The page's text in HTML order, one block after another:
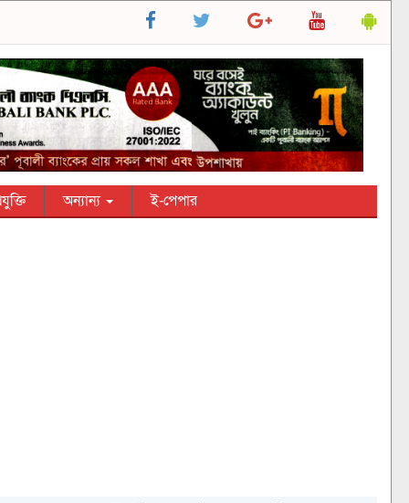
অন্যান্য ই-পেপার